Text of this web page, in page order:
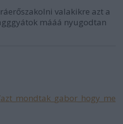
valakikre azt a
mááá nyugodtan